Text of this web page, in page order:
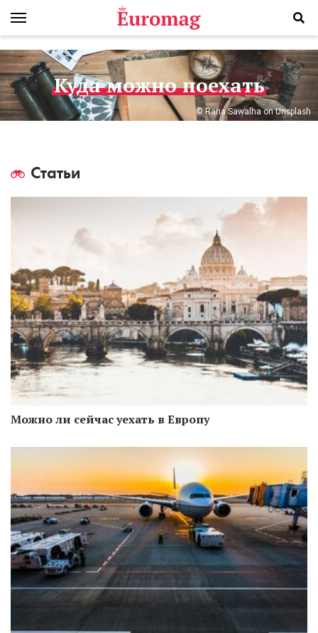
Куда можно поехать
© Rana Sawalha on Unsplash
Статьи
Можно ли сейчас уехать в Европу